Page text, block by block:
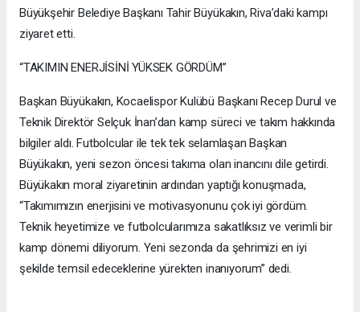
Büyükşehir Belediye Başkanı Tahir Büyükakın, Riva’daki kampı
ziyaret etti.
“TAKIMIN ENERJİSİNİ YÜKSEK GÖRDÜM”
Başkan Büyükakın, Kocaelispor Kulübü Başkanı Recep Durul ve
Teknik Direktör Selçuk İnan’dan kamp süreci ve takım hakkında
bilgiler aldı. Futbolcular ile tek tek selamlaşan Başkan
Büyükakın, yeni sezon öncesi takıma olan inancını dile getirdi.
Büyükakın moral ziyaretinin ardından yaptığı konuşmada,
“Takımımızın enerjisini ve motivasyonunu çok iyi gördüm.
Teknik heyetimize ve futbolcularımıza sakatlıksız ve verimli bir
kamp dönemi diliyorum. Yeni sezonda da şehrimizi en iyi
şekilde temsil edeceklerine yürekten inanıyorum” dedi.